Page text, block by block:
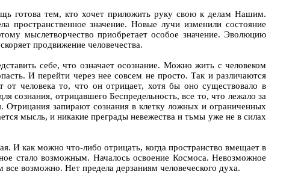
готова тем, кто хочет приложить руку свою к делам Нашим.
значение. Новые лучи изменили состояние
мыслетворчество приобретает особое значение. Эволюцию
продвижение человечества.
себе, что означает осознание. Можно жить с человеком
И перейти через нее совсем не просто. Так и различаются
человека то, что он отрицает, хотя бы оно существовало в
сознания, отрицавшего Беспредельность, все то, что лежало за
запирают сознания в клетку ложных и ограниченных
мысль, и никакие преграды невежества и тьмы уже не в силах
И как можно что-либо отрицать, когда пространство вмещает в
стало возможным. Началось освоение Космоса. Невозможное
возможно. Нет предела дерзаниям человеческого духа.